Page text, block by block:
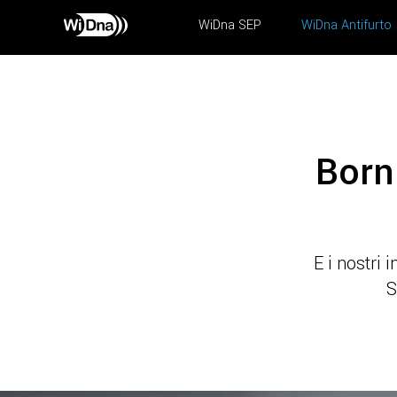
WiDna SEP WiDna Antifurto
E i nostri